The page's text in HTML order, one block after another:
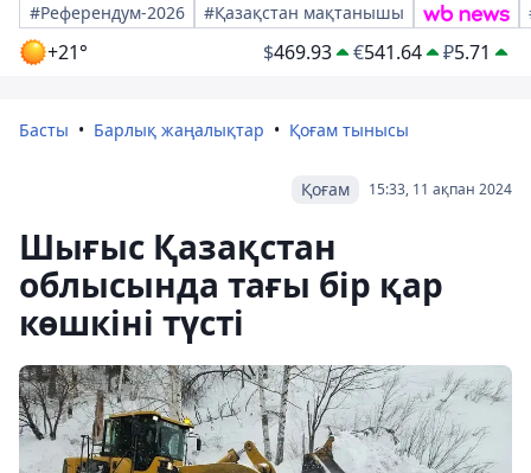
#Референдум-2026
#Қазақстан мақтанышы
+21° $469.93 €541.64 ₽5.71
Басты Барлық жаңалықтар Қоғам тынысы
15:33, 11 ақпан 2024
Қоғам
Шығыс Қазақстан
облысында тағы бір қар
көшкіні түсті